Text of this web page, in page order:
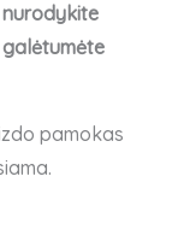
nurodykite
galėtumėte
pamokas